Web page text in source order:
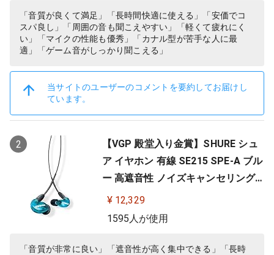
「音質が良くて満足」「長時間快適に使える」「安価でコ
スパ良し」「周囲の音も聞こえやすい」「軽くて疲れにく
い」「マイクの性能も優秀」「カナル型が苦手な人に最
適」「ゲーム音がしっかり聞こえる」
当サイトのユーザーのコメントを要約してお届けし
ています。
2
【VGP 殿堂入り金賞】SHURE シュ
ア イヤホン 有線 SE215 SPE-A ブル
ー 高遮音性 ノイズキャンセリング
ゲーム ゲーミング スペシャルエデ
ィション カナル型 ワイヤレス変換
様 低音強化 配信 音楽 オーディオリ
¥ 12,329
1595人が使用
「音質が非常に良い」「遮音性が高く集中できる」「長時